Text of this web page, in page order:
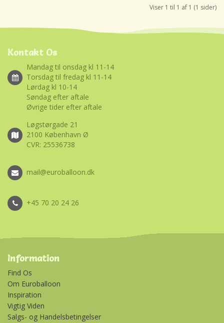
Viser 1 til 1 af 1 (1 sider)
Kontakt Os
Mandag til onsdag kl 11-14
Torsdag til fredag kl 11-14
Lørdag kl 10-14
Søndag efter aftale
Øvrige tider efter aftale
Løgstørgade 21
2100 København Ø
CVR: 25536738
mail@euroballoon.dk
+45 70 20 24 26
Information
Find Os
Om Euroballoon
Inspiration
Vigtig Viden
Salgs- og Handelsbetingelser